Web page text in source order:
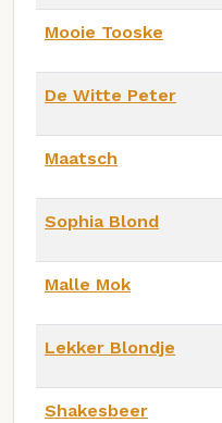
Mooie Tooske
De Witte Peter
Maatsch
Sophia Blond
Malle Mok
Lekker Blondje
Shakesbeer